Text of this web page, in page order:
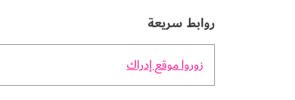
روابط سريعة
زوروا موقع إدراك